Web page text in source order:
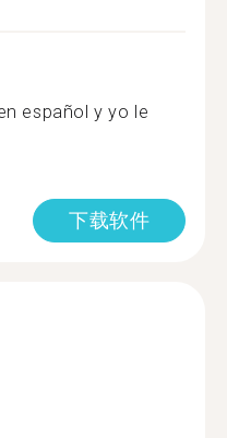
español y yo le
下载软件